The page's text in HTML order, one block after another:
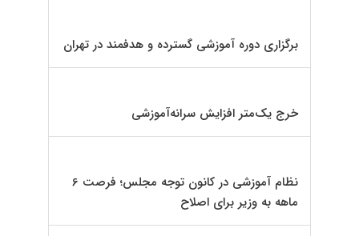
برگزاری دوره آموزشی گسترده و هدفمند در تهران
خرج یک‌متر افزایش سرانه‌آموزشی
نظام آموزشی در کانون توجه مجلس؛ فرصت 6
ماهه به وزیر برای اصلاح